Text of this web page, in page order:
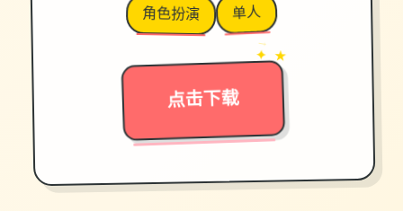
角色扮演 单人
点击下载
→
✦ ★